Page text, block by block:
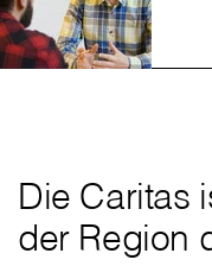
Die Caritas
der Region